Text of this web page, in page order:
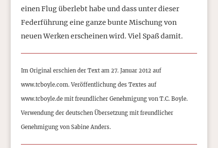
einen Flug überlebt habe und dass unter dieser
Federführung eine ganze bunte Mischung von
neuen Werken erscheinen wird. Viel Spaß damit.
Im Original erschien der Text am 27. Januar 2012 auf
www.tcboyle.com. Veröffentlichung des Textes auf
www.tcboyle.de mit freundlicher Genehmigung von T.C. Boyle.
Verwendung der deutschen Übersetzung mit freundlicher
Genehmigung von Sabine Anders.